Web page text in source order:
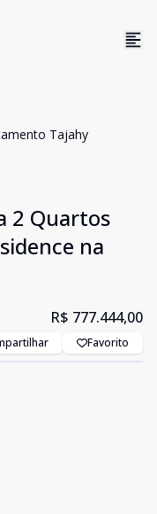
Tajahy
2 Quartos
na
R$ 777.444,00
Favorito